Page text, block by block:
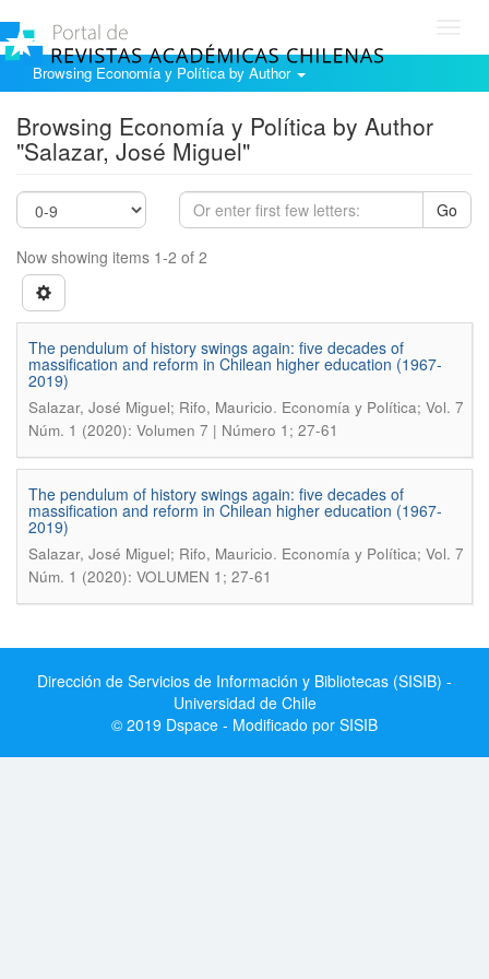
Browsing Economía y Política by Author
Browsing Economía y Política by Author
"Salazar, José Miguel"
Go
Now showing items 1-2 of 2
The pendulum of history swings again: five decades of
massification and reform in Chilean higher education (1967-
2019)
Salazar, José Miguel; Rifo, Mauricio. Economía y Política; Vol. 7
Núm. 1 (2020): Volumen 7 | Número 1; 27-61
The pendulum of history swings again: five decades of
massification and reform in Chilean higher education (1967-
2019)
Salazar, José Miguel; Rifo, Mauricio. Economía y Política; Vol. 7
Núm. 1 (2020): VOLUMEN 1; 27-61
Dirección de Servicios de Información y Bibliotecas (SISIB) -
Universidad de Chile
© 2019 Dspace - Modificado por SISIB